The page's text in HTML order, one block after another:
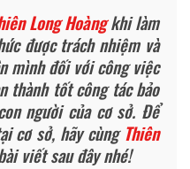
Long Hoàngkhi làm
được trách nhiệm và
mình đối với công việc
thành tốt công tác bảo
người của cơ sở. Để
cơ sở, hãy cùngThiên
viết sau đây nhé!